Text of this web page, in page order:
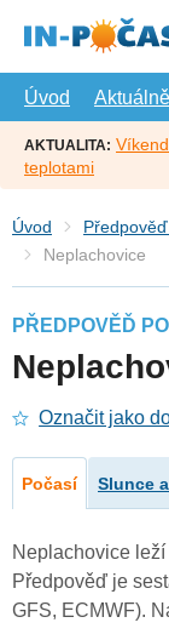
hlavní
Úvod
Aktuálně
AKTUALITA:
teplotami
Úvod
Neplachovice
PŘEDPOVĚĎ
Označit jako
Počasí Slunce
Neplachovice
Předpověď je
GFS, ECMWF).